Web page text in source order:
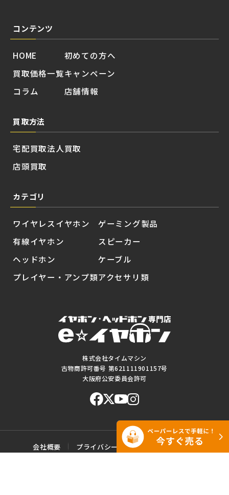
株式会社タイムマシン
古物商許可番号 第621111901157号
大阪府公安委員会許可
コンテンツ
HOME
買取価格一覧
コラム
初めての方へ
キャンペーン
店舗情報
買取方法
宅配買取
店頭買取
法人買取
カテゴリ
ワイヤレスイヤホン
有線イヤホン
ヘッドホン
プレイヤー・アンプ類
ゲーミング製品
スピーカー
ケーブル
アクセサリ類
会社概要 プライバシーポリシー
ご利用規約